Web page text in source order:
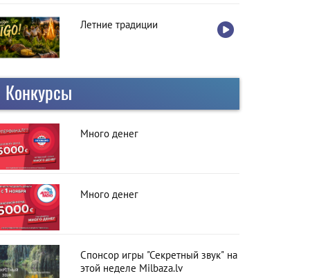
Летние традиции
Конкурсы
Много денег
Много денег
Спонсор игры "Секретный звук" на
этой неделе Milbaza.lv